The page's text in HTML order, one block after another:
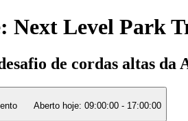
Next Level Park
de cordas altas da
Aberto hoje: 09:00:00 - 17:00:00